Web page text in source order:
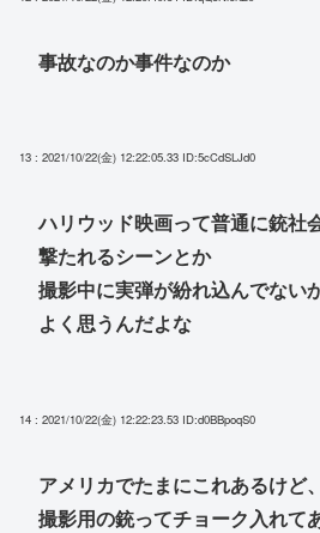
事故なのか事件なのか
13 : 2021/10/22(金) 12:22:05.33 ID:5cCdSLJd0
ハリウッド映画って普通に銃社
撃たれるシーンとか
撮影中に実弾が紛れ込んでない
よく思うんだよな
14 : 2021/10/22(金) 12:22:23.53 ID:d0BBpoqS0
アメリカでたまにこれあるけど、
撮影用の銃ってチョーク入れて